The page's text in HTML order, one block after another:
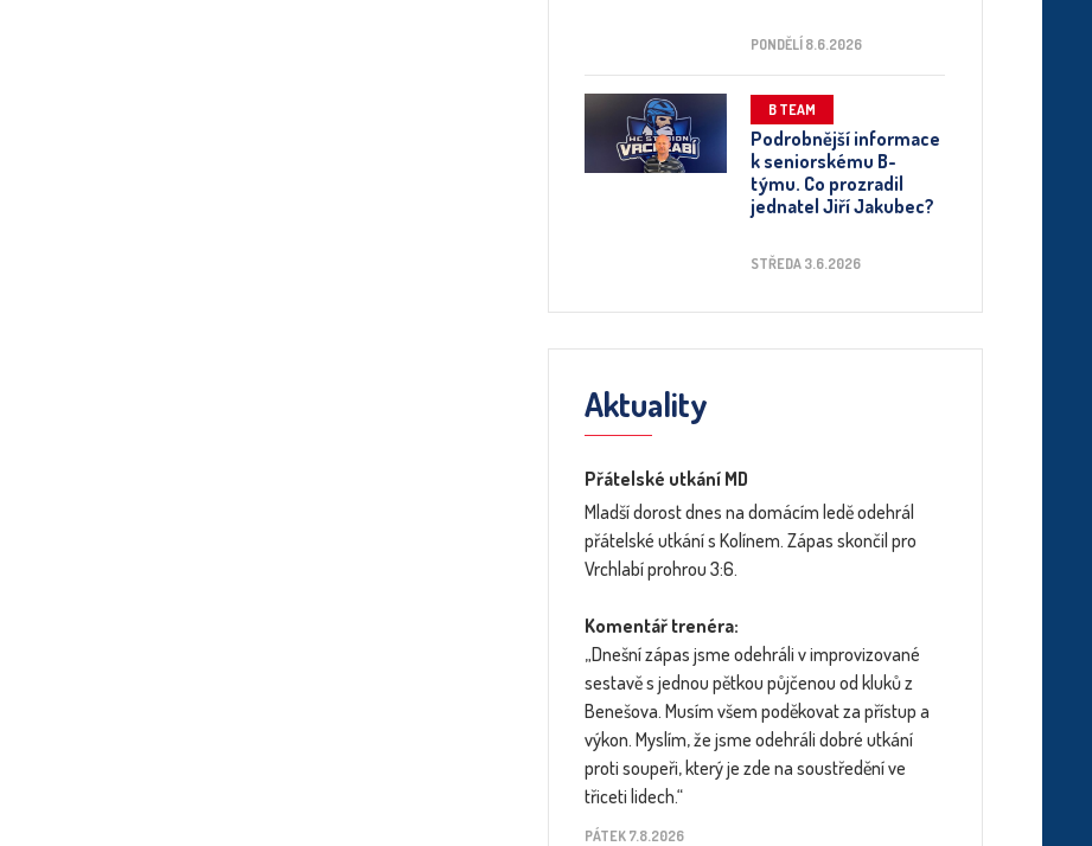
PONDĚLÍ 8.6.2026
B TEAM
Podrobnější informace
k seniorskému B-
týmu. Co prozradil
jednatel Jiří Jakubec?
STŘEDA 3.6.2026
Aktuality
Přátelské utkání MD
Mladší dorost dnes na domácím ledě odehrál
přátelské utkání s Kolínem. Zápas skončil pro
Vrchlabí prohrou 3:6.
Komentář trenéra:
„Dnešní zápas jsme odehráli v improvizované
sestavě s jednou pětkou půjčenou od kluků z
Benešova. Musím všem poděkovat za přístup a
výkon. Myslím, že jsme odehráli dobré utkání
proti soupeři, který je zde na soustředění ve
třiceti lidech.“
PÁTEK 7.8.2026